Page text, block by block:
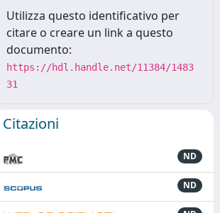
Utilizza questo identificativo per
citare o creare un link a questo
documento:
https://hdl.handle.net/11384/1483
31
Citazioni
ND
ND